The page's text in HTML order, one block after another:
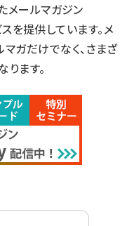
メールマガジン
を提供しています。メ
ガだけでなく、さまざ
ます。